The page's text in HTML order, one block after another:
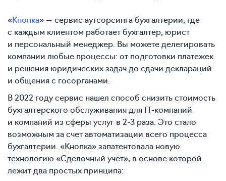
«Кнопка» — сервис аутсорсинга бухгалтерии, где
с каждым клиентом работает бухгалтер, юрист
и персональный менеджер. Вы можете делегировать
компании любые процессы: от подготовки платежек
и решения юридических задач до сдачи деклараций
и общения с госорганами.
В 2022 году сервис нашел способ снизить стоимость
бухгалтерского обслуживания для IT-компаний
и компаний из сферы услуг в 2-3 раза. Это стало
возможным за счет автоматизации всего процесса
бухгалтерии. «Кнопка» запатентовала новую
технологию «Сделочный учёт», в основе которой
лежит два простых принципа: